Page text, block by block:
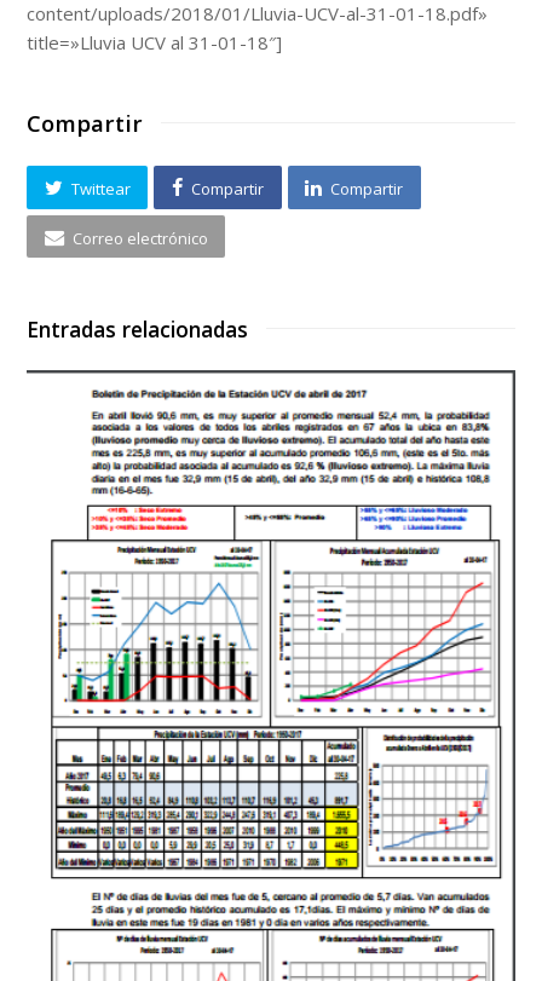
content/uploads/2018/01/Lluvia-UCV-al-31-01-18.pdf»
title=»Lluvia UCV al 31-01-18″]
Compartir
Twittear Compartir Compartir
Correo electrónico
Entradas relacionadas